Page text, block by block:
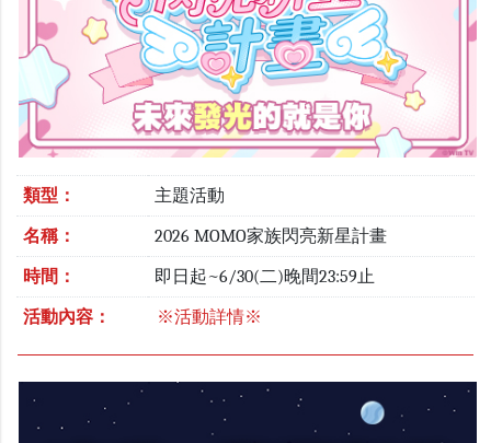
類型： 主題活動
名稱： 2026 MOMO家族閃亮新星計畫
時間： 即日起~6/30(二)晚間23:59止
活動內容： ※活動詳情※